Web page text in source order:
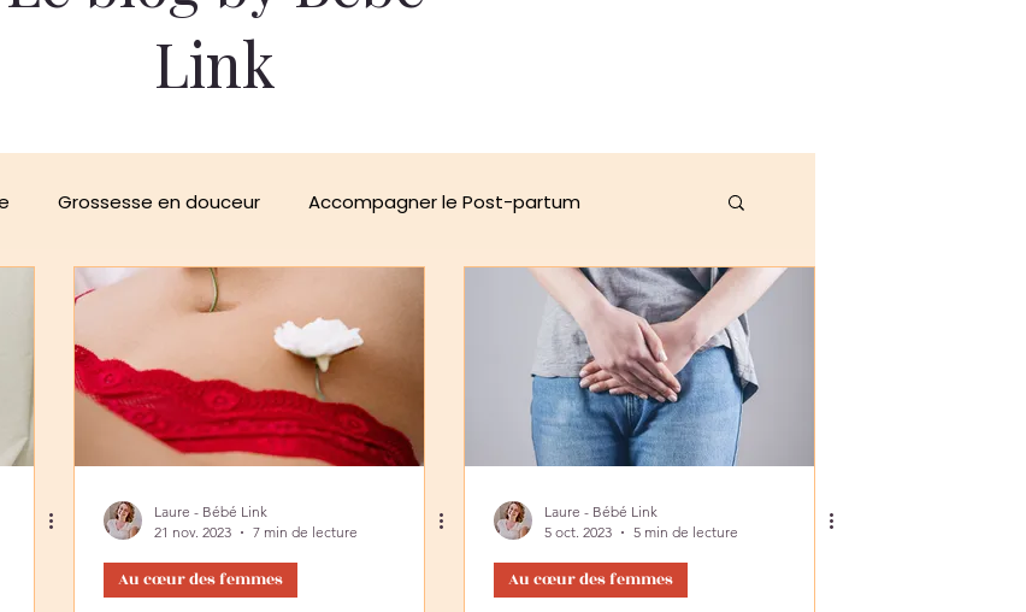
Link
Grossesse en douceur Accompagner le Post-partum
précieux Au cœur des femmes Inspiration pour mamans
Laure - Bébé Link
21 nov. 2023
7 min de lecture
Au cœur des femmes
Laure - Bébé Link
5 oct. 2023
5 min de lecture
Au cœur des femmes